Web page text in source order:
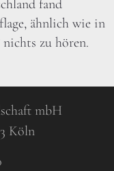
fand
ähnlich wie in
zu hören.
mbH
Köln